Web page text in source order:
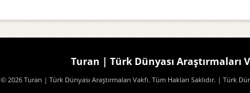
Turan | Türk Dünyası Araştırmaları
© 2026 Turan | Türk Dünyası Araştırmaları Vakfı. Tüm Hakları Saklıdır. | Türk